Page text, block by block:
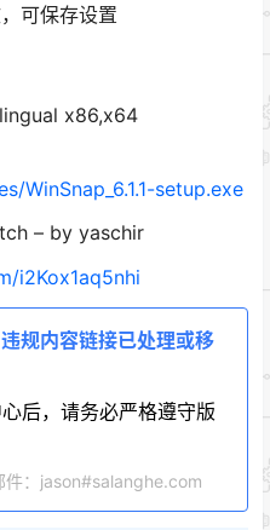
可保存设置
x86,x64
WinSnap_6.1.1-setup.exe
– by yaschir
i2Kox1aq5nhi
规内容链接已处理或移
后，请务必严格遵守版
件：jason#salanghe.com